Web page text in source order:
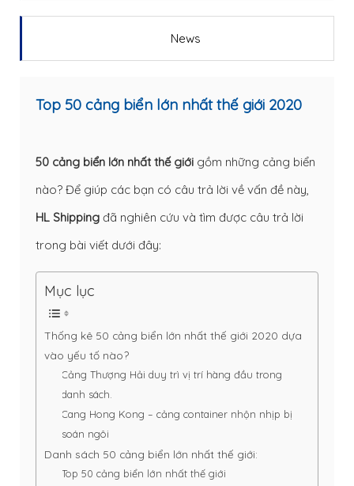
News
Top 50 cảng biển lớn nhất thế giới 2020
50 cảng biển lớn nhất thế giới gồm những cảng biển
nào? Để giúp các bạn có câu trả lời về vấn đề này,
HL Shipping đã nghiên cứu và tìm được câu trả lời
trong bài viết dưới đây:
Mục lục
Thống kê 50 cảng biển lớn nhất thế giới 2020 dựa
vào yếu tố nào?
Cảng Thượng Hải duy trì vị trí hàng đầu trong
danh sách.
Cang Hong Kong – cảng container nhộn nhịp bị
soán ngôi
Danh sách 50 cảng biển lớn nhất thế giới:
Top 50 cảng biển lớn nhất thế giới